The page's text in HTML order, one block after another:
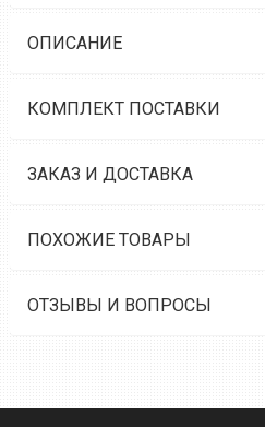
ОПИСАНИЕ
КОМПЛЕКТ ПОСТАВКИ
ЗАКАЗ И ДОСТАВКА
ПОХОЖИЕ ТОВАРЫ
ОТЗЫВЫ И ВОПРОСЫ